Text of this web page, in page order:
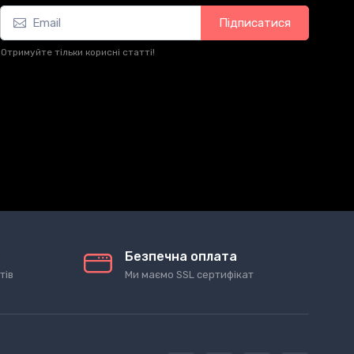
Підписатися
Отримуйте тільки корисні статті!
Безпечна оплата
Ми маємо SSL сертифікат